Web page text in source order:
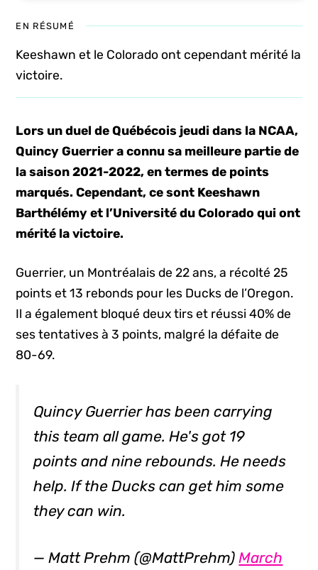
EN RÉSUMÉ
Keeshawn et le Colorado ont cependant mérité la
victoire.
Lors un duel de Québécois jeudi dans la NCAA,
Quincy Guerrier a connu sa meilleure partie de
la saison 2021-2022, en termes de points
marqués. Cependant, ce sont Keeshawn
Barthélémy et l’Université du Colorado qui ont
mérité la victoire.
Guerrier, un Montréalais de 22 ans, a récolté 25
points et 13 rebonds pour les Ducks de l’Oregon.
Il a également bloqué deux tirs et réussi 40% de
ses tentatives à 3 points, malgré la défaite de
80-69.
Quincy Guerrier has been carrying
this team all game. He's got 19
points and nine rebounds. He needs
help. If the Ducks can get him some
they can win.
— Matt Prehm (@MattPrehm)March